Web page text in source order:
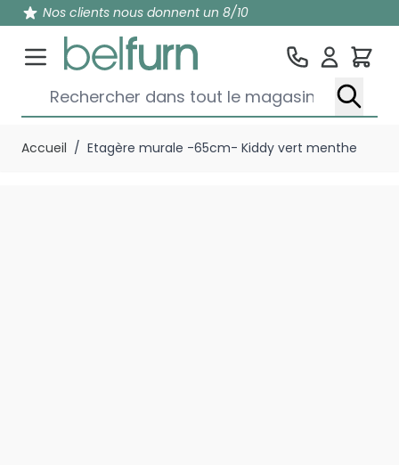
Nos clients nous donnent un 8/10
Rechercher dans tout le magasin...
Accueil / Etagère murale -65cm- Kiddy vert menthe